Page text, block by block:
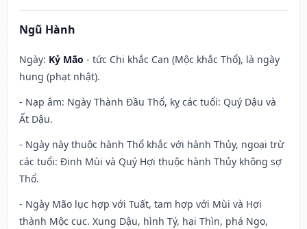
Ngũ Hành
Ngày: Kỷ Mão - tức Chi khắc Can (Mộc khắc Thổ), là ngày
hung (phạt nhật).
- Nạp âm: Ngày Thành Đầu Thổ, kỵ các tuổi: Quý Dậu và
Ất Dậu.
- Ngày này thuộc hành Thổ khắc với hành Thủy, ngoại trừ
các tuổi: Đinh Mùi và Quý Hợi thuộc hành Thủy không sợ
Thổ.
- Ngày Mão lục hợp với Tuất, tam hợp với Mùi và Hợi
thành Mộc cục. Xung Dậu, hình Tý, hại Thìn, phá Ngọ,